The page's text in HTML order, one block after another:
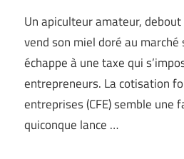
Un apiculteur amateur,
vend son miel doré au marché
échappe à une taxe qui
entrepreneurs. La cotisation
entreprises (CFE) semble une
quiconque lance …